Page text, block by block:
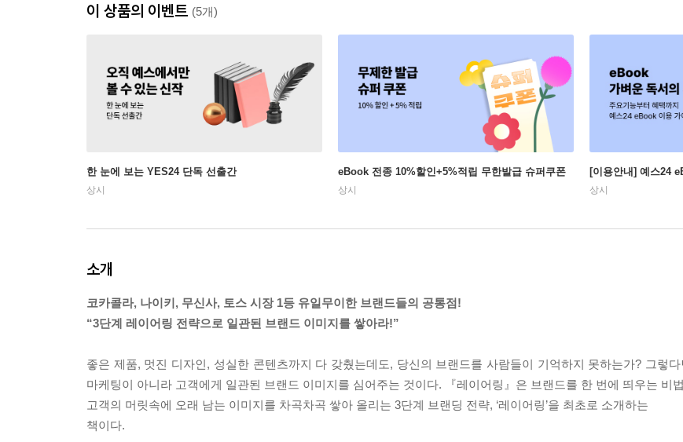
이 상품의 이벤트 (5개)
한 눈에 보는 YES24 단독 선출간
상시
eBook 전종 10%할인+5%적립 무한발급 슈퍼쿠폰
상시
[이용안내] 예스24
상시
소개
코카콜라, 나이키, 무신사, 토스 시장 1등 유일무이한 브랜드들의 공통점!
“3단계 레이어링 전략으로 일관된 브랜드 이미지를 쌓아라!”
좋은 제품, 멋진 디자인, 성실한 콘텐츠까지 다 갖췄는데도, 당신의 브랜드를 사람들이 기억하지 못하는가? 그렇
마케팅이 아니라 고객에게 일관된 브랜드 이미지를 심어주는 것이다. 『레이어링』은 브랜드를 한 번에 띄우는 비
고객의 머릿속에 오래 남는 이미지를 차곡차곡 쌓아 올리는 3단계 브랜딩 전략, ‘레이어링’을 최초로 소개하는
책이다.